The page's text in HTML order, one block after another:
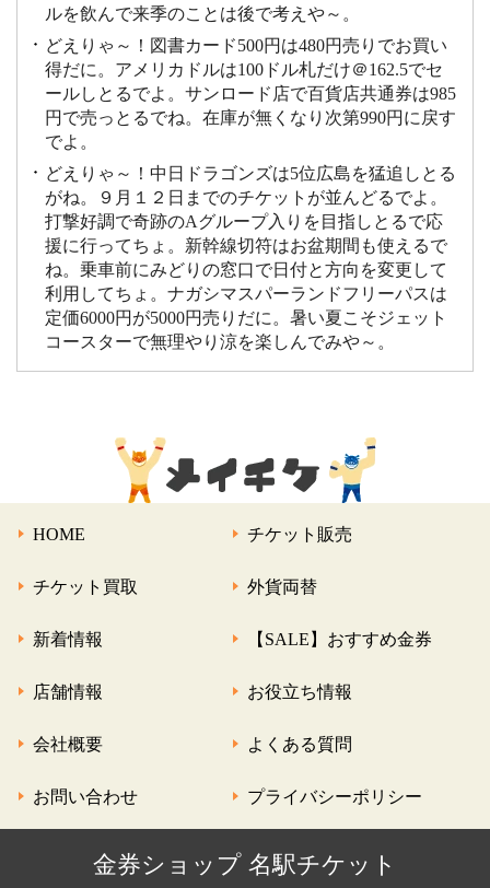
ルを飲んで来季のことは後で考えや～。
どえりゃ～！図書カード500円は480円売りでお買い
得だに。アメリカドルは100ドル札だけ＠162.5でセ
ールしとるでよ。サンロード店で百貨店共通券は985
円で売っとるでね。在庫が無くなり次第990円に戻す
でよ。
どえりゃ～！中日ドラゴンズは5位広島を猛追しとる
がね。９月１２日までのチケットが並んどるでよ。
打撃好調で奇跡のAグループ入りを目指しとるで応
援に行ってちょ。新幹線切符はお盆期間も使えるで
ね。乗車前にみどりの窓口で日付と方向を変更して
利用してちょ。ナガシマスパーランドフリーパスは
定価6000円が5000円売りだに。暑い夏こそジェット
コースターで無理やり涼を楽しんでみや～。
HOME チケット販売
チケット買取 外貨両替
新着情報 【SALE】おすすめ金券
店舗情報 お役立ち情報
会社概要 よくある質問
お問い合わせ プライバシーポリシー
金券ショップ 名駅チケット